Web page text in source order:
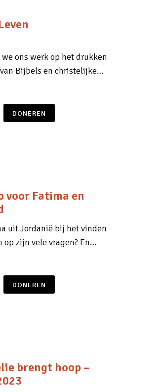
ons werk op het drukken
Bijbels en christelijke…
DONEREN
voor Fatima en
uit Jordanië bij het vinden
op zijn vele vragen? En…
DONEREN
brengt hoop –